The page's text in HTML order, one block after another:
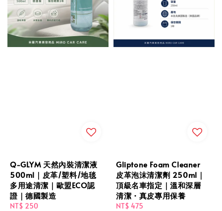
Q-GLYM 天然內裝清潔液
500ml｜皮革/塑料/地毯
多用途清潔｜歐盟ECO認
證｜德國製造
Regular
NT$ 250
Gliptone Foam Cleaner
皮革泡沫清潔劑 250ml｜
頂級名車指定｜溫和深層
清潔・真皮專用保養
Regular
NT$ 475